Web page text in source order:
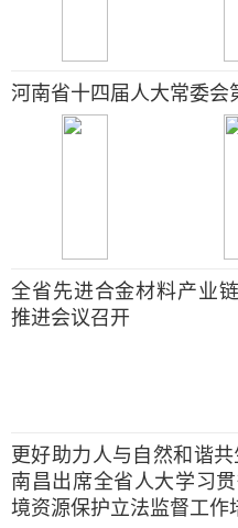
河南省十四届人大常委会
全省先进合金材料产业
推进会议召开
更好助力人与自然和谐
南昌出席全省人大学习
境资源保护立法监督工作